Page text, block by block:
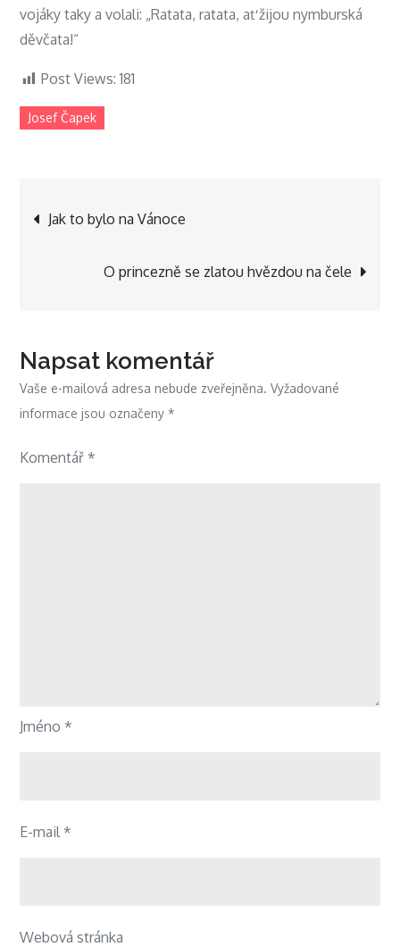
vojáky taky a volali: „Ratata, ratata, ať žijou nymburská
děvčata!“
Post Views: 181
Josef Čapek
Navigace
Jak to bylo na Vánoce
O princezně se zlatou hvězdou na čele
Napsat komentář
Vaše e-mailová adresa nebude zveřejněna. Vyžadované
informace jsou označeny*
Komentář *
Jméno *
E-mail *
Webová stránka